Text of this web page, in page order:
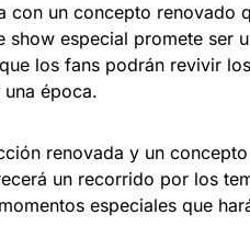
con un concepto renovado
show especial promete ser
los fans podrán revivir
época.
renovada y un
un recorrido por los
especiales que